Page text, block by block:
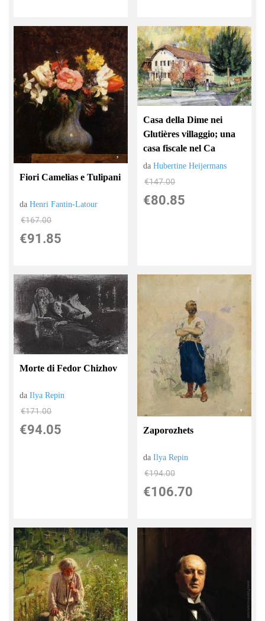
Fiori Camelias e Tulipani
daHenri Fantin-Latour
€167.00
€91.85
Casa della Dime nei
Glutières villaggio; una
casa fiscale nel Ca
daHubertine Heijermans
€147.00
€80.85
Morte di Fedor Chizhov
daIlya Repin
€171.00
€94.05 Zaporozhets
daIlya Repin
€194.00
€106.70